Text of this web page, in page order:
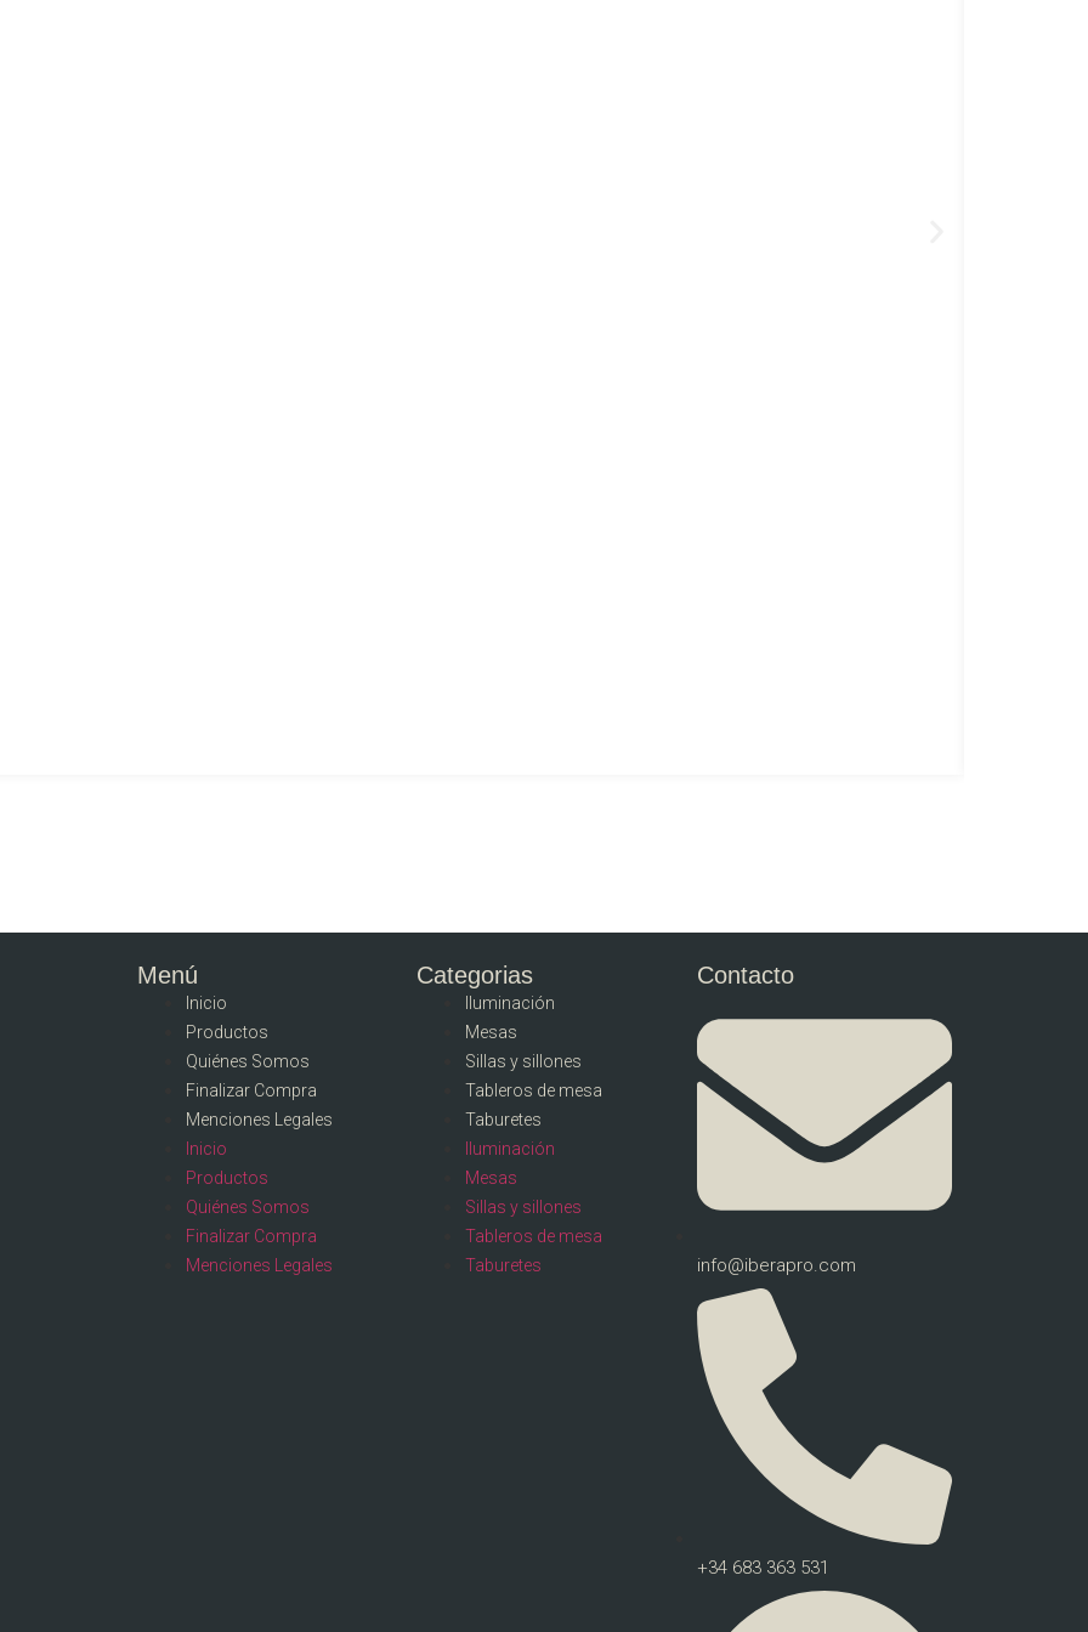
Menú
Inicio
Productos
Quiénes Somos
Finalizar Compra
Menciones Legales
Inicio
Productos
Quiénes Somos
Finalizar Compra
Menciones Legales
Categorias
Iluminación
Mesas
Sillas y sillones
Tableros de mesa
Taburetes
Iluminación
Mesas
Sillas y sillones
Tableros de mesa
Taburetes
Contacto
info@iberapro.com
+34 683 363 531